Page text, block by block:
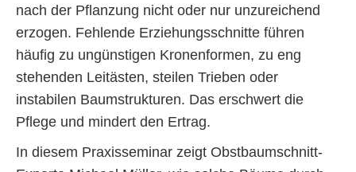
nach der Pflanzung nicht oder nur unzureichend
erzogen. Fehlende Erziehungsschnitte führen
häufig zu ungünstigen Kronenformen, zu eng
stehenden Leitästen, steilen Trieben oder
instabilen Baumstrukturen. Das erschwert die
Pflege und mindert den Ertrag.
In diesem Praxisseminar zeigt Obstbaumschnitt-